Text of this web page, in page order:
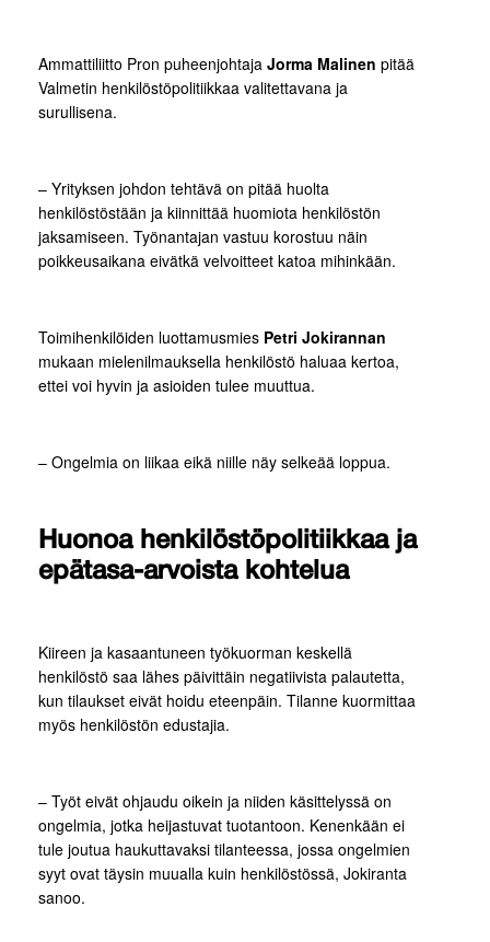
Ammattiliitto Pron puheenjohtaja Jorma Malinen pitää
Valmetin henkilöstöpolitiikkaa valitettavana ja
surullisena.
– Yrityksen johdon tehtävä on pitää huolta
henkilöstöstään ja kiinnittää huomiota henkilöstön
jaksamiseen. Työnantajan vastuu korostuu näin
poikkeusaikana eivätkä velvoitteet katoa mihinkään.
Toimihenkilöiden luottamusmies Petri Jokirannan
mukaan mielenilmauksella henkilöstö haluaa kertoa,
ettei voi hyvin ja asioiden tulee muuttua.
– Ongelmia on liikaa eikä niille näy selkeää loppua.
Huonoa henkilöstöpolitiikkaa ja
epätasa-arvoista kohtelua
Kiireen ja kasaantuneen työkuorman keskellä
henkilöstö saa lähes päivittäin negatiivista palautetta,
kun tilaukset eivät hoidu eteenpäin. Tilanne kuormittaa
myös henkilöstön edustajia.
– Työt eivät ohjaudu oikein ja niiden käsittelyssä on
ongelmia, jotka heijastuvat tuotantoon. Kenenkään ei
tule joutua haukuttavaksi tilanteessa, jossa ongelmien
syyt ovat täysin muualla kuin henkilöstössä, Jokiranta
sanoo.